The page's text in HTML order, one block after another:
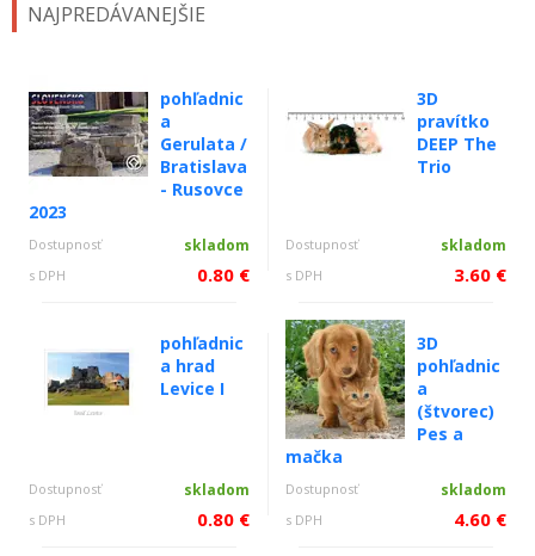
NAJPREDÁVANEJŠIE
pohľadnic
a
Gerulata /
Bratislava
- Rusovce
2023
Dostupnosť skladom
s DPH 0.80 €
3D
pravítko
DEEP The
Trio
Dostupnosť skladom
s DPH 3.60 €
pohľadnic
a hrad
Levice I
Dostupnosť skladom
s DPH 0.80 €
3D
pohľadnic
a
(štvorec)
Pes a
mačka
Dostupnosť skladom
s DPH 4.60 €